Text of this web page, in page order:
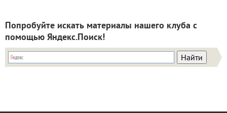
Попробуйте искать материалы нашего клуба с
помощью Яндекс.Поиск!